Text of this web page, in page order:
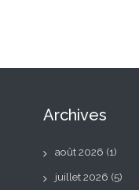
Archives
août 2026 (1)
juillet 2026 (5)